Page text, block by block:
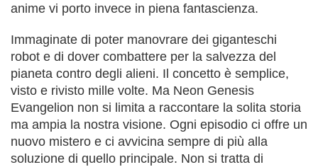
anime vi porto invece in piena fantascienza.
Immaginate di poter manovrare dei giganteschi
robot e di dover combattere per la salvezza del
pianeta contro degli alieni. Il concetto è semplice,
visto e rivisto mille volte. Ma Neon Genesis
Evangelion non si limita a raccontare la solita storia
ma ampia la nostra visione. Ogni episodio ci offre un
nuovo mistero e ci avvicina sempre di più alla
soluzione di quello principale. Non si tratta di